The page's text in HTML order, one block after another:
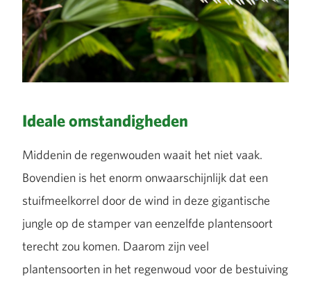
Ideale omstandigheden
Middenin de regenwouden waait het niet vaak.
Bovendien is het enorm onwaarschijnlijk dat een
stuifmeelkorrel door de wind in deze gigantische
jungle op de stamper van eenzelfde plantensoort
terecht zou komen. Daarom zijn veel
plantensoorten in het regenwoud voor de bestuiving